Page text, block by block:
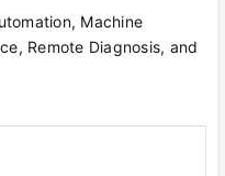
Machine
Remote Diagnosis, and